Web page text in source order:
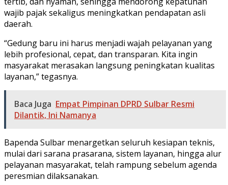
wajib pajak sekaligus meningkatkan pendapatan asli
daerah.
“Gedung baru ini harus menjadi wajah pelayanan yang
lebih profesional, cepat, dan transparan. Kita ingin
masyarakat merasakan langsung peningkatan kualitas
layanan,” tegasnya.
Baca Juga Empat Pimpinan DPRD Sulbar Resmi
Dilantik, Ini Namanya
Bapenda Sulbar menargetkan seluruh kesiapan teknis,
mulai dari sarana prasarana, sistem layanan, hingga alur
pelayanan masyarakat, telah rampung sebelum agenda
peresmian dilaksanakan.